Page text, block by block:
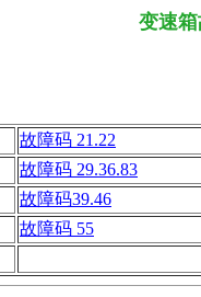
变速
故障码 21.22
故障码 29.36.83
故障码39.46
故障码 55